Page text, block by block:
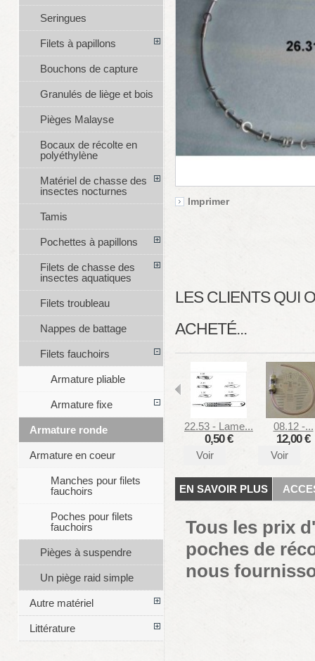
Imprimer
LES CLIENTS QUI
ACHETÉ...
22.53 - Lame...
0,50 €
Voir
08.12 -...
12,00 €
Voir
EN SAVOIR PLUS
Tous les prix
poches de
nous
Seringues
Filets à papillons
Bouchons de capture
Granulés de liège et bois
Pièges Malayse
Bocaux de récolte en
polyéthylène
Matériel de chasse des
insectes nocturnes
Tamis
Pochettes à papillons
Filets de chasse des
insectes aquatiques
Filets troubleau
Nappes de battage
Filets fauchoirs
Armature pliable
Armature fixe
Armature ronde
Armature en coeur
Manches pour filets
fauchoirs
Poches pour filets
fauchoirs
Pièges à suspendre
Un piège raid simple
Autre matériel
Littérature